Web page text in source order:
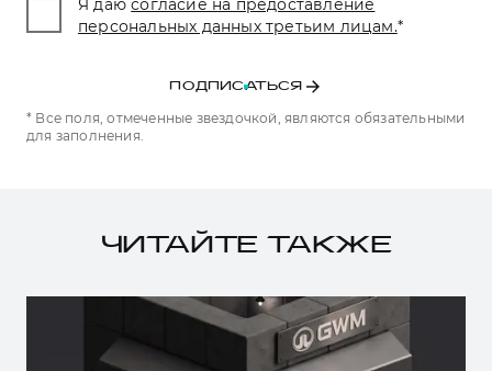
Я даю согласие на предоставление
персональных данных третьим лицам.*
ПОДПИСАТЬСЯ
* Все поля, отмеченные звездочкой, являются обязательными
для заполнения.
ЧИТАЙТЕ ТАКЖЕ